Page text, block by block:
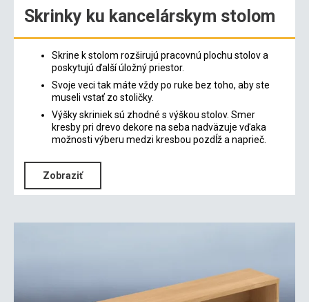
Skrinky ku kancelárskym stolom
Skrine k stolom rozširujú pracovnú plochu stolov a
poskytujú ďalší úložný priestor.
Svoje veci tak máte vždy po ruke bez toho, aby ste
museli vstať zo stoličky.
Výšky skriniek sú zhodné s výškou stolov. Smer
kresby pri drevo dekore na seba nadväzuje vďaka
možnosti výberu medzi kresbou pozdĺž a naprieč.
Zobraziť